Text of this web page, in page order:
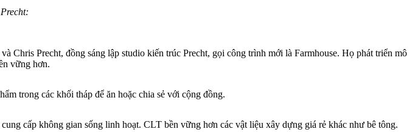
Chris Precht, đồng sáng lập studio kiến trúc Precht, gọi công trình mới là Farmhouse. Họ phát triển mô
vững hơn.
trong các khối tháp để ăn hoặc chia sẻ với cộng đồng.
cấp không gian sống linh hoạt. CLT bền vững hơn các vật liệu xây dựng giá rẻ khác như bê tông.